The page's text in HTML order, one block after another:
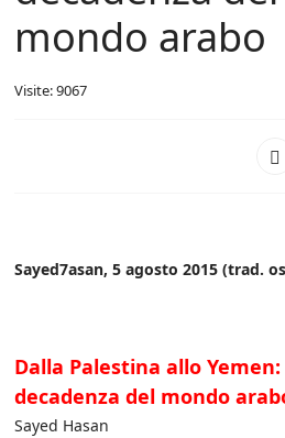
mondo arabo
Visite: 9067
Sayed7asan, 5 agosto 2015 (trad.
Dalla Palestina allo
decadenza del mondo
Sayed Hasan